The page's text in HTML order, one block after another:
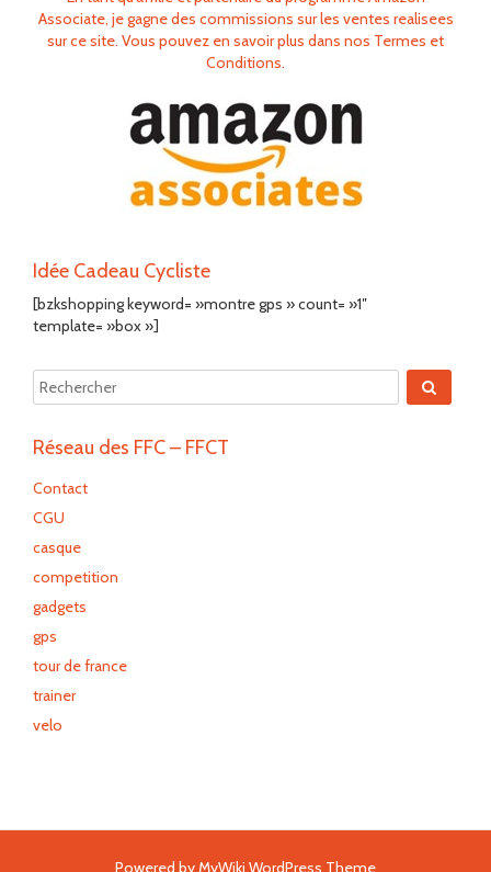
Associate, je gagne des commissions sur les ventes realisees
sur ce site. Vous pouvez en savoir plus dans nos Termes et
Conditions.
Idée Cadeau Cycliste
[bzkshopping keyword= »montre gps » count= »1″
template= »box »]
Réseau des FFC – FFCT
Contact
CGU
casque
competition
gadgets
gps
tour de france
trainer
velo
Powered byMyWiki WordPress Theme